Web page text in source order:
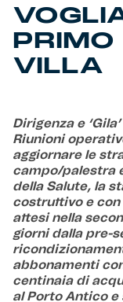
PRIMO
VILLA
Dirigenza e
Riunioni
aggiornare le
campo/palestra
della Salute, la
costruttivo e
attesi nella
giorni dalla pre-
abbonamenti
centinaia di
al Porto Antico